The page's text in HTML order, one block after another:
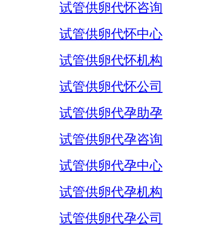
试管供卵代怀咨询
试管供卵代怀中心
试管供卵代怀机构
试管供卵代怀公司
试管供卵代孕助孕
试管供卵代孕咨询
试管供卵代孕中心
试管供卵代孕机构
试管供卵代孕公司